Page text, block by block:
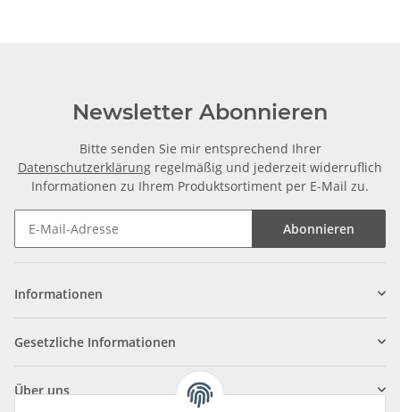
Newsletter Abonnieren
Bitte senden Sie mir entsprechend Ihrer
Datenschutzerklärung regelmäßig und jederzeit widerruflich
Informationen zu Ihrem Produktsortiment per E-Mail zu.
Abonnieren
Informationen
Gesetzliche Informationen
Über uns